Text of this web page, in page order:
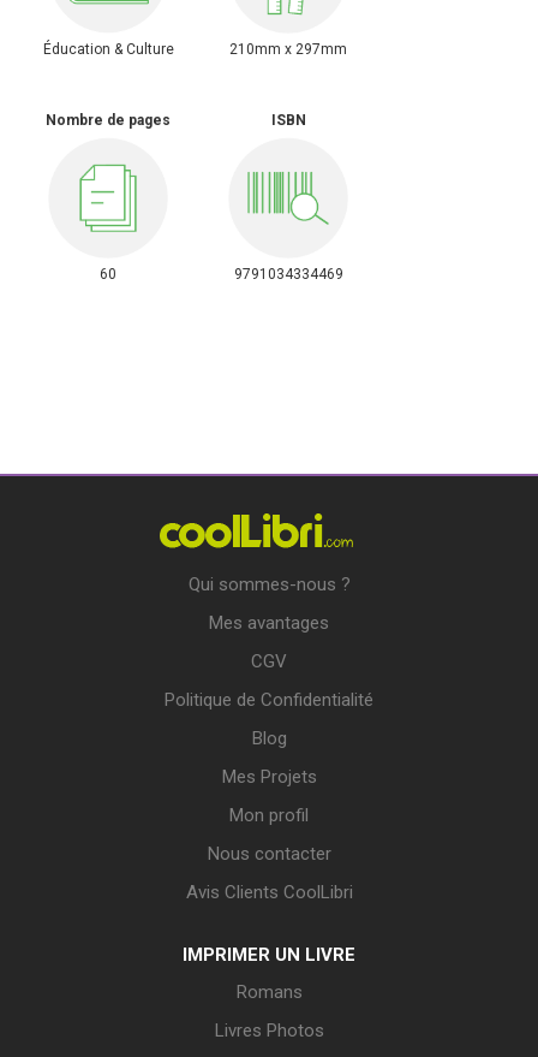
Éducation & Culture 210mm x 297mm
Nombre de pages
60
ISBN
9791034334469
Qui sommes-nous ?
Mes avantages
CGV
Politique de Confidentialité
Blog
Mes Projets
Mon profil
Nous contacter
Avis Clients CoolLibri
IMPRIMER UN LIVRE
Romans
Livres Photos